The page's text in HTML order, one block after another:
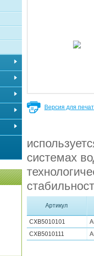
Версия для
системах
Артикул
CXB5010101
CXB5010111